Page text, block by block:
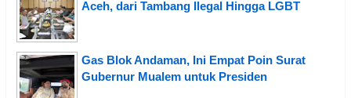
Aceh, dari Tambang Ilegal Hingga LGBT
Gas Blok Andaman, Ini Empat Poin Surat
Gubernur Mualem untuk Presiden